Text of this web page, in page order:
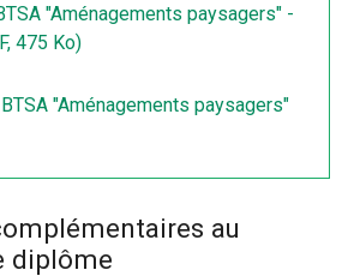
"Aménagements paysagers" -
475 Ko)
"Aménagements paysagers"
au
diplôme